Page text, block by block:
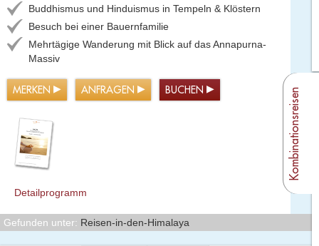
Buddhismus und Hinduismus in Tempeln & Klöstern
Besuch bei einer Bauernfamilie
Mehrtägige Wanderung mit Blick auf das Annapurna-
Massiv
MERKEN ANFRAGEN BUCHEN
Detailprogramm
Gefunden unter: Reisen-in-den-Himalaya
Kombinationsreisen